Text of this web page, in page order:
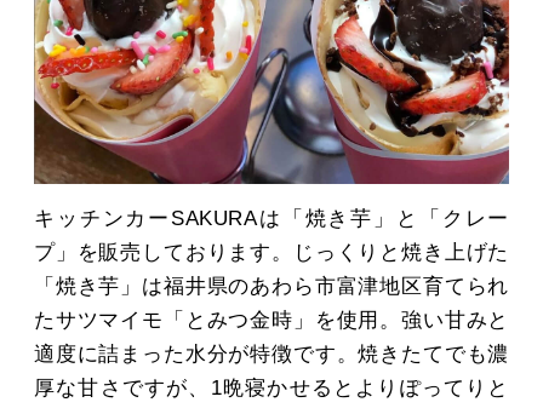
キッチンカーSAKURAは「焼き芋」と「クレー
プ」を販売しております。じっくりと焼き上げた
「焼き芋」は福井県のあわら市富津地区育てられ
たサツマイモ「とみつ金時」を使用。強い甘みと
適度に詰まった水分が特徴です。焼きたてでも濃
厚な甘さですが、1晩寝かせるとよりぽってりと